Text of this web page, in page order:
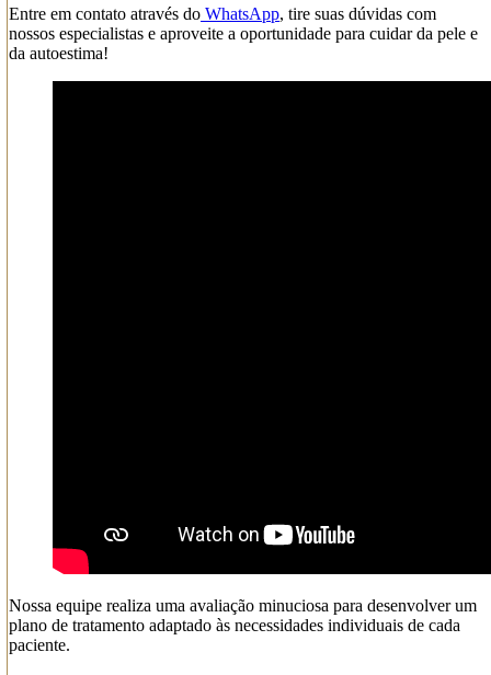
Entre em contato através do WhatsApp, tire suas dúvidas com
nossos especialistas e aproveite a oportunidade para cuidar da pele e
da autoestima!
Nossa equipe realiza uma avaliação minuciosa para desenvolver um
plano de tratamento adaptado às necessidades individuais de cada
paciente.